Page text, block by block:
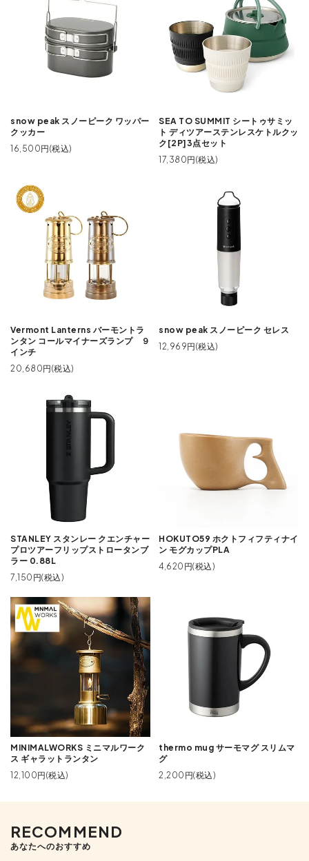
snow peak スノーピーク ワッパー
クッカー
16,500円(税込)
SEA TO SUMMIT シートゥサミッ
ト ディツアーステンレスケトルクッ
ク[2P]3点セット
17,380円(税込)
Vermont Lanterns バーモントラ
ンタン コールマイナーズランプ ９
インチ
20,680円(税込)
snow peak スノーピーク セレス
12,969円(税込)
STANLEY スタンレー クエンチャー
プロツアーフリップストロータンブ
ラー 0.88L
7,150円(税込)
HOKUTO59 ホクトフィフティナイ
ン モグカップPLA
4,620円(税込)
MINIMALWORKS ミニマルワーク
ス ギャラットランタン
12,100円(税込)
thermo mug サーモマグ スリムマ
グ
2,200円(税込)
RECOMMEND
あなたへのおすすめ